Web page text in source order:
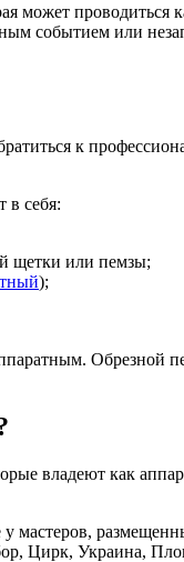
может
событием или
к
в себя:
щетки или пемзы;
);
Обрезной
владеют как
мастеров,
Цирк, Украина,